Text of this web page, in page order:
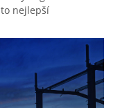
nejlepší